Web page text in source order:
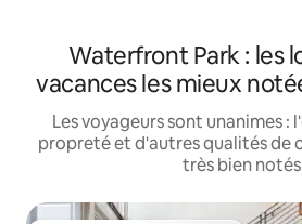
Waterfront Park : les
vacances les mieux
Les voyageurs sont unanimes :
propreté et d'autres qualités de
très bien